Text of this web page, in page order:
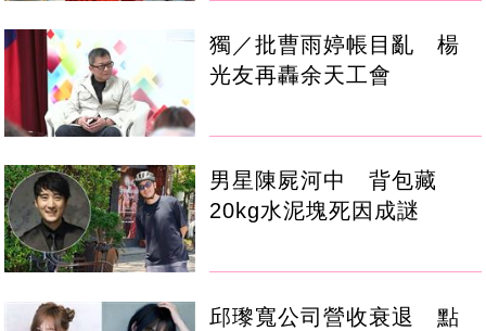
獨／批曹雨婷帳目亂 楊
光友再轟余天工會
男星陳屍河中 背包藏
20kg水泥塊死因成謎
邱瓈寬公司營收衰退 點